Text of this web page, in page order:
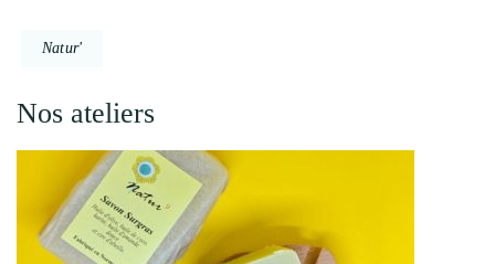
Natur'
Nos ateliers